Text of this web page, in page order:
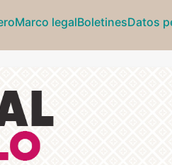
Marco legalBoletinesDatos